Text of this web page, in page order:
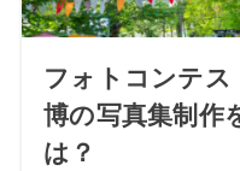
フォトコンテス
博の写真集制作
は？